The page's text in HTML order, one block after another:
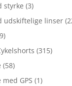
styrke (3)
udskiftelige linser
(315)
(58)
GPS (1)